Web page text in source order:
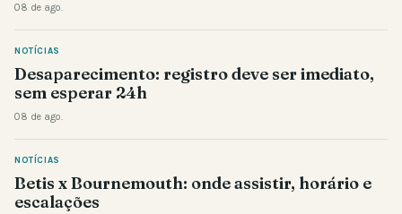
08 de ago.
NOTÍCIAS
Desaparecimento: registro deve ser imediato,
sem esperar 24h
08 de ago.
NOTÍCIAS
Betis x Bournemouth: onde assistir, horário e
escalações